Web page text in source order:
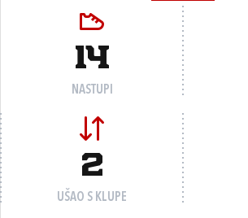
14
NASTUPI
2
UŠAO S KLUPE